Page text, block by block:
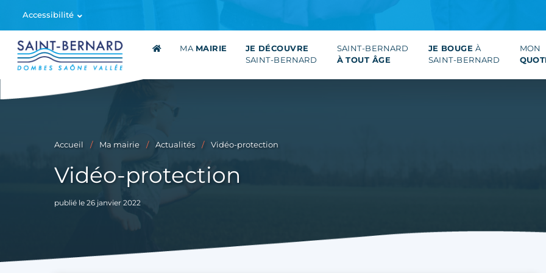
Accessibilité
MA MAIRIE
JE DÉCOUVRE
SAINT-BERNARD
SAINT-BERNARD
À TOUT ÂGE
JE BOUGE À
SAINT-BERNARD
MON
Accueil Ma mairie Actualités Vidéo-protection
Vidéo-protection
publié le 26 janvier 2022